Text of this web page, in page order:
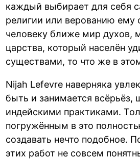
каждый выбирает для себя
религии или верованию ему
человеку ближе мир духов,
царства, который населён
существами, то что же в
Nijah Lefevre наверняка
быть и занимается всёрьёз,
индейскими практиками.
погружённым в это
создавать нечто подобное.
этих работ не совсем